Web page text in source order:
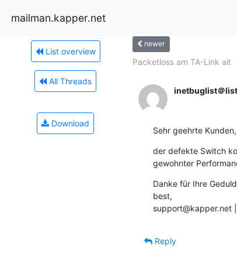
mailman.kapper.net
List overview
All Threads
Download
newer
Packetloss am TA-Link alt
inetbuglist＠
Sehr geehrte Kunden,
der defekte Switch
gewohnter
Danke für Ihre
best,
support@kapper.net
Reply